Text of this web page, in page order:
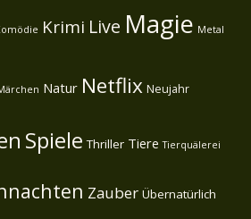
Krimi Live Magie Metal
Natur Netflix Neujahr
Spiele Thriller Tiere Tierquälerei
Zauber Übernatürlich